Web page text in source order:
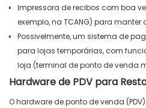
Impressora de recibos com boa
exemplo, na TCANG) para
Possivelmente, um sistema de
para lojas temporárias, com
loja (terminal de ponto de venda
Hardware de PDV para
O hardware de ponto de venda